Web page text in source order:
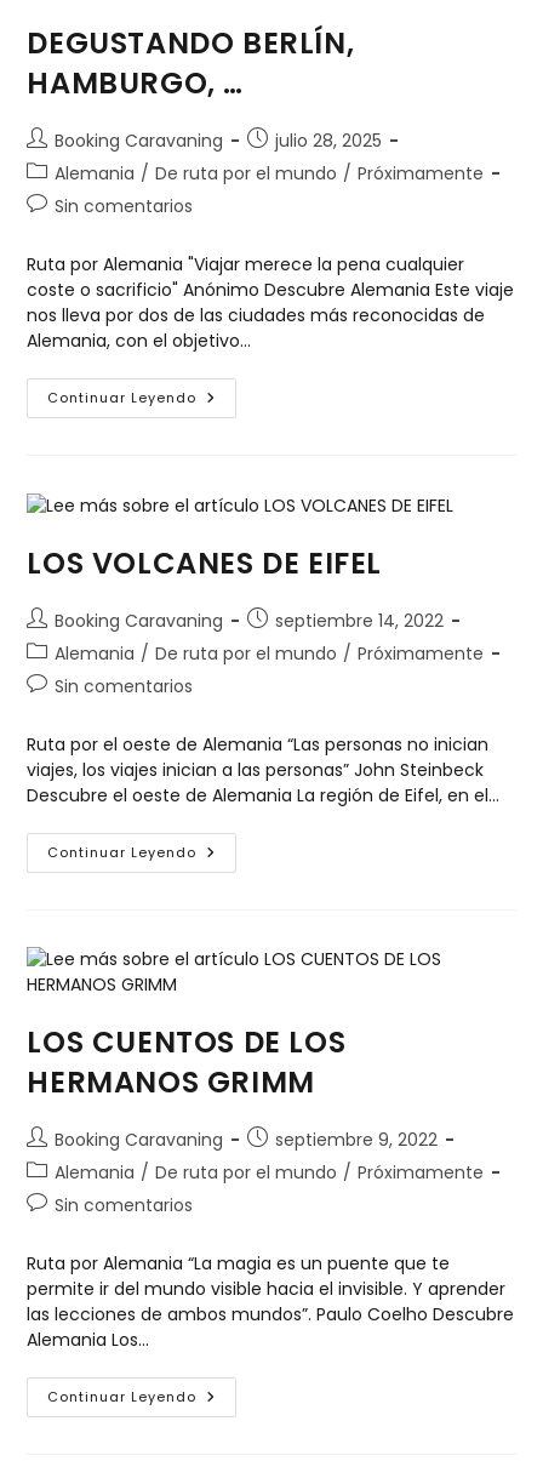
DEGUSTANDO BERLÍN,
HAMBURGO, …
Booking Caravaning
julio 28, 2025
Alemania / De ruta por el mundo / Próximamente
Sin comentarios
Ruta por Alemania "Viajar merece la pena cualquier
coste o sacrificio" Anónimo Descubre Alemania Este viaje
nos lleva por dos de las ciudades más reconocidas de
Alemania, con el objetivo…
Continuar Leyendo
LOS VOLCANES DE EIFEL
Booking Caravaning
septiembre 14, 2022
Alemania / De ruta por el mundo / Próximamente
Sin comentarios
Ruta por el oeste de Alemania “Las personas no inician
viajes, los viajes inician a las personas” John Steinbeck
Descubre el oeste de Alemania La región de Eifel, en el…
Continuar Leyendo
LOS CUENTOS DE LOS
HERMANOS GRIMM
Booking Caravaning
septiembre 9, 2022
Alemania / De ruta por el mundo / Próximamente
Sin comentarios
Ruta por Alemania “La magia es un puente que te
permite ir del mundo visible hacia el invisible. Y aprender
las lecciones de ambos mundos”. Paulo Coelho Descubre
Alemania Los…
Continuar Leyendo